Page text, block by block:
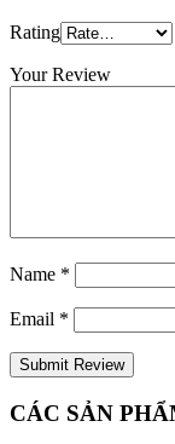
Rating
Your Review
Name *
Email *
CÁC SẢN